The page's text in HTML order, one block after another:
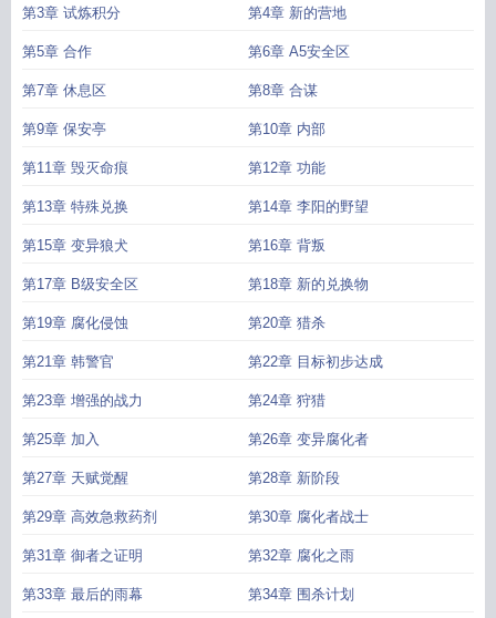
第3章 试炼积分 第4章 新的营地
第5章 合作 第6章 A5安全区
第7章 休息区 第8章 合谋
第9章 保安亭 第10章 内部
第11章 毁灭命痕 第12章 功能
第13章 特殊兑换 第14章 李阳的野望
第15章 变异狼犬 第16章 背叛
第17章 B级安全区 第18章 新的兑换物
第19章 腐化侵蚀 第20章 猎杀
第21章 韩警官 第22章 目标初步达成
第23章 增强的战力 第24章 狩猎
第25章 加入 第26章 变异腐化者
第27章 天赋觉醒 第28章 新阶段
第29章 高效急救药剂 第30章 腐化者战士
第31章 御者之证明 第32章 腐化之雨
第33章 最后的雨幕 第34章 围杀计划